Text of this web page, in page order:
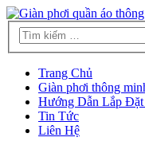
Trang Chủ
Giàn phơi thông
Hướng Dẫn Lắp
Tin Tức
Liên Hệ